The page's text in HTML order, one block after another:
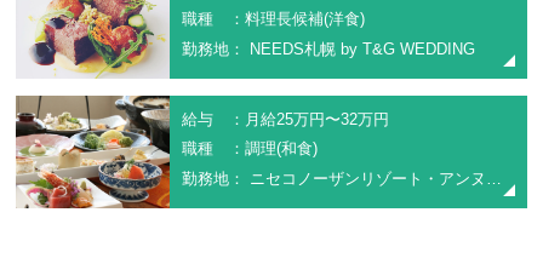
職種 ：料理長候補(洋食)
勤務地： NEEDS札幌 by T&G WEDDING
給与 ：月給25万円〜32万円
職種 ：調理(和食)